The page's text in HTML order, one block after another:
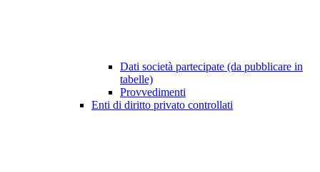
Dati società partecipate (da pubblicare in
tabelle)
Provvedimenti
Enti di diritto privato controllati